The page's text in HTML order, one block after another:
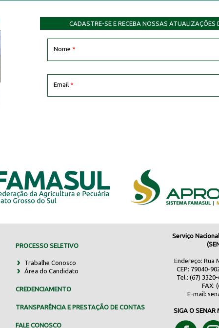
CADASTRE-SE E RECEBA NOSSAS ATUALIZAÇÕES
Nome *
Email *
PROCESSO SELETIVO
Trabalhe Conosco
Área do Candidato
CREDENCIAMENTO
TRANSPARÊNCIA E PRESTAÇÃO DE CONTAS
FALE CONOSCO
Serviço
Endereço: Rua
CEP: 79040-
Tel.: (67)
FAX:
E-mail:
SIGA O SENAR